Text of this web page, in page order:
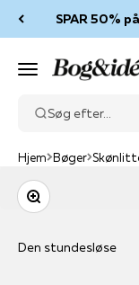
SPAR 50%
Menu Bog & idé
Søg efter...
Hjem Bøger
Zoom
Den stundesløse